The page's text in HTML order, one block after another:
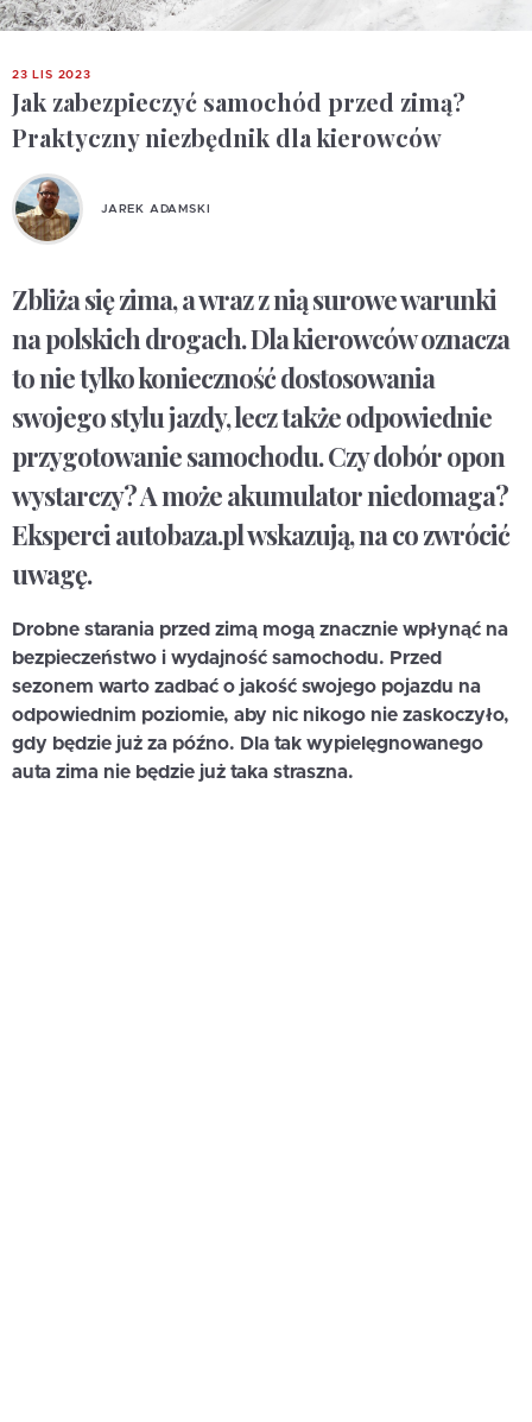
23 LIS 2023
Jak zabezpieczyć samochód przed zimą?
Praktyczny niezbędnik dla kierowców
JAREK ADAMSKI
Zbliża się zima, a wraz z nią surowe warunki
na polskich drogach. Dla kierowców oznacza
to nie tylko konieczność dostosowania
swojego stylu jazdy, lecz także odpowiednie
przygotowanie samochodu. Czy dobór opon
wystarczy? A może akumulator niedomaga?
Eksperci autobaza.pl wskazują, na co zwrócić
uwagę.
Drobne starania przed zimą mogą znacznie wpłynąć na
bezpieczeństwo i wydajność samochodu. Przed
sezonem warto zadbać o jakość swojego pojazdu na
odpowiednim poziomie, aby nic nikogo nie zaskoczyło,
gdy będzie już za późno. Dla tak wypielęgnowanego
auta zima nie będzie już taka straszna.